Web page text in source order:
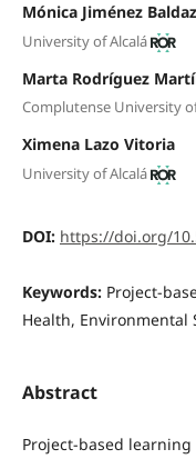
Mónica Jiménez
University of Alcalá
Marta Rodríguez
Complutense University
Ximena Lazo Vitoria
University of Alcalá
DOI: https://doi.org/
Keywords: Project-
Health, Environmental
Abstract
Project-based